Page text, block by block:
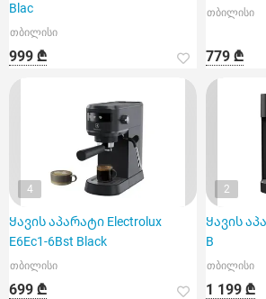
Blac
თბილისი
999 ₾
თბილისი
779 ₾
4
Ყავის აპარატი Electrolux
E6Ec1-6Bst Black
თბილისი
699 ₾
2
Ყავის
B
თბილისი
1 199 ₾